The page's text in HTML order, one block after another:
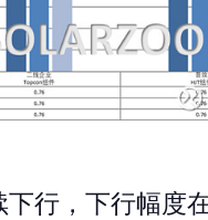
行，下行幅度